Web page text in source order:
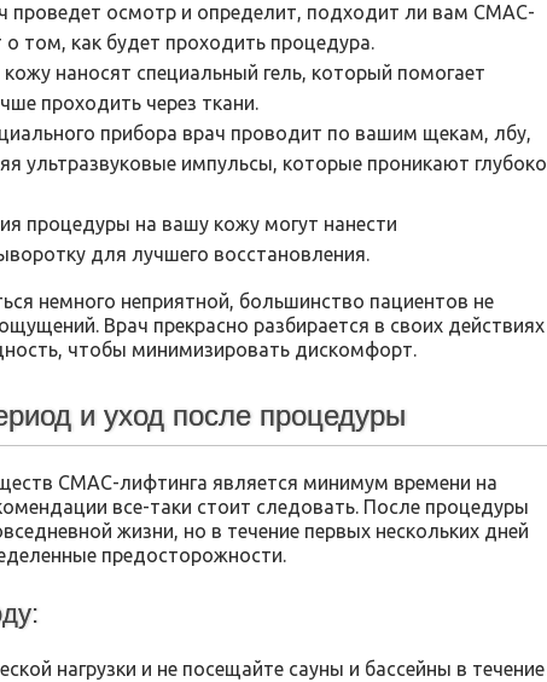
проведет осмотр и определит, подходит ли вам СМАС-
том, как будет проходить процедура.
наносят специальный гель, который помогает
проходить через ткани.
прибора врач проводит по вашим щекам, лбу,
ультразвуковые импульсы, которые проникают глубоко
процедуры на вашу кожу могут нанести
для лучшего восстановления.
немного неприятной, большинство пациентов не
Врач прекрасно разбирается в своих действиях
чтобы минимизировать дискомфорт.
и уход после процедуры
СМАС-лифтинга является минимум времени на
все-таки стоит следовать. После процедуры
жизни, но в течение первых нескольких дней
предосторожности.
нагрузки и не посещайте сауны и бассейны в течение